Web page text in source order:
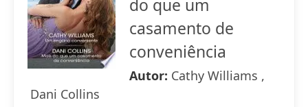
do que um
casamento de
conveniência
Autor: Cathy Williams ,
Dani Collins